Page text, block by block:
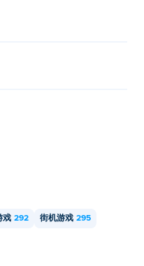
备上玩 Rolling
移动设备（例如手机和
戏 292 街机游戏 295